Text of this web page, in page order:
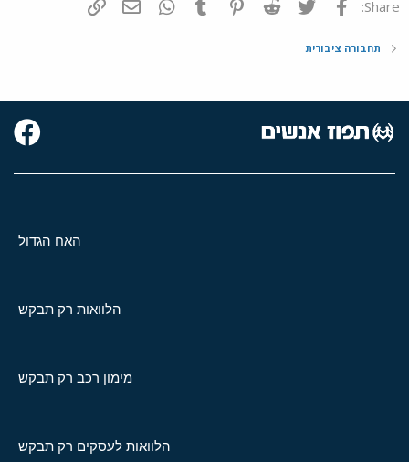
Share: פייסבוק Twitter
Reddit
Pinterest
Tumblr
WhatsAppדואר אלקטרוני
תחבורה ציבורית
האח הגדול
הלוואות רק תבקש
מימון רכב רק תבקש
הלוואות לעסקים רק תבקש